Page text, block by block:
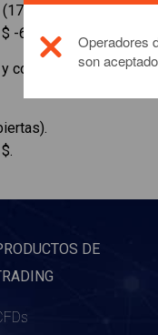
$ -
-6000 $).
compra Apple. 8:03
DE
Operadores
son